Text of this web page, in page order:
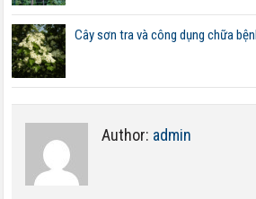
Cây sơn tra và công dụng chữa
Author: admin